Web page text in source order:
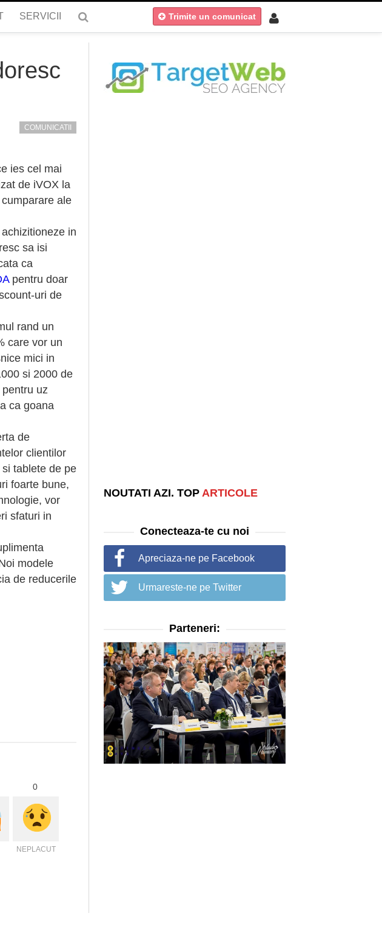
SERVICII Trimite un comunicat
COMUNICATII
ies cel mai
de iVOX la
ale
in
sa isi
ca
pentru doar
uri de
rand un
care vor un
mici in
si 2000 de
uz
ca goana
de
clientilor
tablete de pe
foarte bune,
vor
sfaturi in
modele
de reducerile
0
NEPLACUT
NOUTATI AZI. TOP ARTICOLE
Conecteaza-te cu noi
Apreciaza-ne pe Facebook
Urmareste-ne pe Twitter
Parteneri: